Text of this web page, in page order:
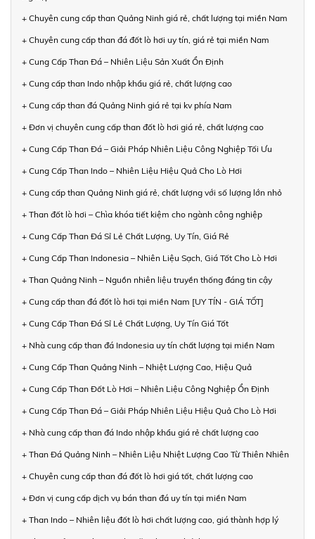
+ Chuyên cung cấp than Quảng Ninh giá rẻ, chất lượng tại miền Nam
+ Chuyên cung cấp than đá đốt lò hơi uy tín, giá rẻ tại miền Nam
+ Cung Cấp Than Đá – Nhiên Liệu Sản Xuất Ổn Định
+ Cung cấp than Indo nhập khẩu giá rẻ, chất lượng cao
+ Cung cấp than đá Quảng Ninh giá rẻ tại kv phía Nam
+ Đơn vị chuyên cung cấp than đốt lò hơi giá rẻ, chất lượng cao
+ Cung Cấp Than Đá – Giải Pháp Nhiên Liệu Công Nghiệp Tối Ưu
+ Cung Cấp Than Indo – Nhiên Liệu Hiệu Quả Cho Lò Hơi
+ Cung cấp than Quảng Ninh giá rẻ, chất lượng với số lượng lớn nhỏ
+ Than đốt lò hơi – Chìa khóa tiết kiệm cho ngành công nghiệp
+ Cung Cấp Than Đá Sỉ Lẻ Chất Lượng, Uy Tín, Giá Rẻ
+ Cung Cấp Than Indonesia – Nhiên Liệu Sạch, Giá Tốt Cho Lò Hơi
+ Than Quảng Ninh – Nguồn nhiên liệu truyền thống đáng tin cậy
+ Cung cấp than đá đốt lò hơi tại miền Nam [UY TÍN - GIÁ TỐT]
+ Cung Cấp Than Đá Sỉ Lẻ Chất Lượng, Uy Tín Giá Tốt
+ Nhà cung cấp than đá Indonesia uy tín chất lượng tại miền Nam
+ Cung Cấp Than Quảng Ninh – Nhiệt Lượng Cao, Hiệu Quả
+ Cung Cấp Than Đốt Lò Hơi – Nhiên Liệu Công Nghiệp Ổn Định
+ Cung Cấp Than Đá – Giải Pháp Nhiên Liệu Hiệu Quả Cho Lò Hơi
+ Nhà cung cấp than đá Indo nhập khẩu giá rẻ chất lượng cao
+ Than Đá Quảng Ninh – Nhiên Liệu Nhiệt Lượng Cao Từ Thiên Nhiên
+ Chuyên cung cấp than đá đốt lò hơi giá tốt, chất lượng cao
+ Đơn vị cung cấp dịch vụ bán than đá uy tín tại miền Nam
+ Than Indo – Nhiên liệu đốt lò hơi chất lượng cao, giá thành hợp lý